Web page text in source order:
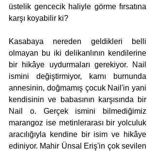
üstelik gencecik haliyle görme fırsatına
karşı koyabilir ki?
Kasabaya nereden geldikleri belli
olmayan bu iki delikanlının kendilerine
bir hikâye uydurmaları gerekiyor. Nail
ismini değiştirmiyor, karnı burnunda
annesinin, doğmamış çocuk Nail'in yani
kendisinin ve babasının karşısında bir
Nail o. Gerçek ismini bilmediğimiz
marangoz ise metinlerarası bir yolculuk
aracılığıyla kendine bir isim ve hikâye
ediniyor. Mahir Ünsal Eriş'in çok sevilen